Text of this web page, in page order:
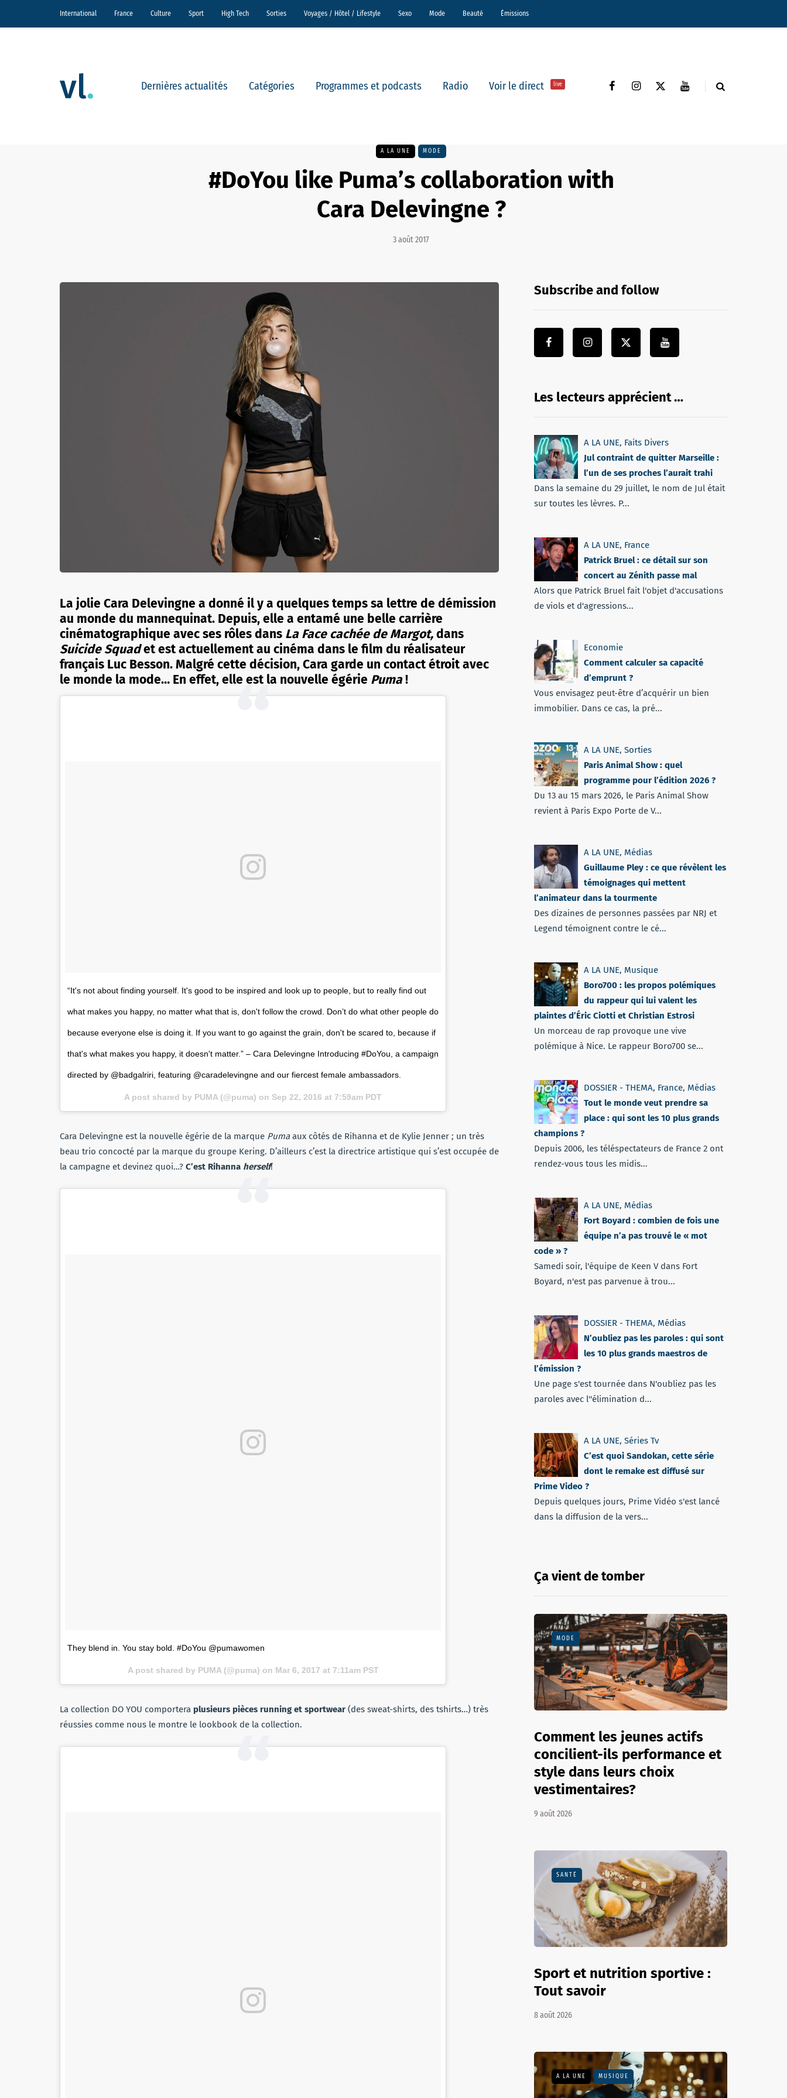
International France Culture Sport High Tech Sorties Voyages / Hôtel / Lifestyle Sexo Mode Beauté Émissions
Dernières actualités Catégories Programmes et podcasts Radio Voir le direct live
A LA UNE MODE
#DoYou like Puma’s collaboration with
Cara Delevingne ?
3 août 2017
La jolie Cara Delevingne a donné il y a quelques temps sa lettre de démission
au monde du mannequinat. Depuis, elle a entamé une belle carrière
cinématographique avec ses rôles dans La Face cachée deMargot,dans
Suicide Squadet est actuellement au cinéma dans le film du réalisateur
français Luc Besson. Malgré cette décision, Cara garde un contact étroit avec
le monde la mode… En effet, elle est la nouvelle égérie Puma!
“It's not about finding yourself. It's good to be inspired and look up to people, but to really find out
what makes you happy, no matter what that is, don't follow the crowd. Don’t do what other people do
because everyone else is doing it. If you want to go against the grain, don't be scared to, because if
that's what makes you happy, it doesn't matter.” – Cara Delevingne Introducing #DoYou, a campaign
directed by @badgalriri, featuring @caradelevingne and our fiercest female ambassadors.
A post shared by PUMA (@puma) on Sep 22, 2016 at 7:59am PDT
Cara Delevingne est la nouvelle égérie de la marque Pumaaux côtés de Rihanna et de Kylie Jenner ; un très
beau trio concocté par la marque du groupe Kering. D’ailleurs c’est la directrice artistique qui s’est occupée de
la campagne et devinez quoi…? C’est Rihanna herself!
They blend in. You stay bold. #DoYou @pumawomen
A post shared by PUMA (@puma) on Mar 6, 2017 at 7:11am PST
La collection DO YOU comportera plusieurs pièces running et sportwear (des sweat-shirts, des tshirts…) très
réussies comme nous le montre le lookbook de la collection.
Subscribe and follow
Les lecteurs apprécient …
A LA UNE, Faits Divers
Jul contraint de quitter Marseille :
l’un de ses proches l’aurait trahi
Dans la semaine du 29 juillet, le nom de Jul était
sur toutes les lèvres. P...
A LA UNE, France
Patrick Bruel : ce détail sur son
concert au Zénith passe mal
Alors que Patrick Bruel fait l'objet d'accusations
de viols et d'agressions...
Economie
Comment calculer sa capacité
d’emprunt ?
Vous envisagez peut-être d’acquérir un bien
immobilier. Dans ce cas, la pré...
A LA UNE, Sorties
Paris Animal Show : quel
programme pour l’édition 2026 ?
Du 13 au 15 mars 2026, le Paris Animal Show
revient à Paris Expo Porte de V...
A LA UNE, Médias
Guillaume Pley : ce que révèlent les
témoignages qui mettent
l’animateur dans la tourmente
Des dizaines de personnes passées par NRJ et
Legend témoignent contre le cé...
A LA UNE, Musique
Boro700 : les propos polémiques
du rappeur qui lui valent les
plaintes d’Éric Ciotti et Christian Estrosi
Un morceau de rap provoque une vive
polémique à Nice. Le rappeur Boro700 se...
DOSSIER - THEMA, France, Médias
Tout le monde veut prendre sa
place : qui sont les 10 plus grands
champions ?
Depuis 2006, les téléspectateurs de France 2 ont
rendez-vous tous les midis...
A LA UNE, Médias
Fort Boyard : combien de fois une
équipe n’a pas trouvé le « mot
code » ?
Samedi soir, l'équipe de Keen V dans Fort
Boyard, n'est pas parvenue à trou...
DOSSIER - THEMA, Médias
N’oubliez pas les paroles : qui sont
les 10 plus grands maestros de
l’émission ?
Une page s'est tournée dans N'oubliez pas les
paroles avec l''élimination d...
A LA UNE, Séries Tv
C’est quoi Sandokan, cette série
dont le remake est diffusé sur
Prime Video ?
Depuis quelques jours, Prime Vidéo s'est lancé
dans la diffusion de la vers...
Ça vient de tomber
MODE
Comment les jeunes actifs
concilient-ils performance et
style dans leurs choix
vestimentaires?
9 août 2026
SANTÉ
Sport et nutrition sportive :
Tout savoir
8 août 2026
A LA UNE MUSIQUE